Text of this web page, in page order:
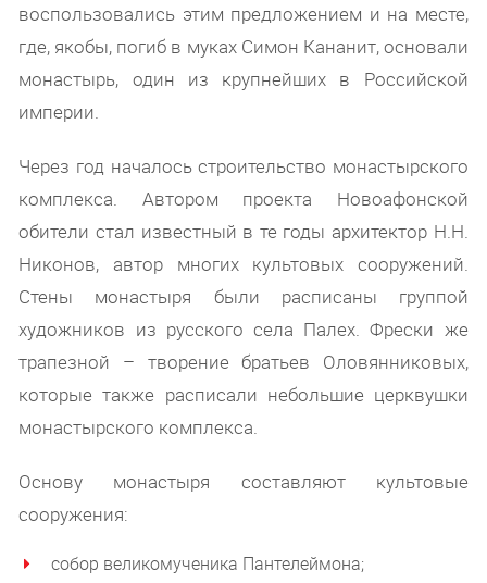
воспользовались этим предложением и на месте,
где, якобы, погиб в муках Симон Кананит, основали
монастырь, один из крупнейших в Российской
империи.
Через год началось строительство монастырского
комплекса. Автором проекта Новоафонской
обители стал известный в те годы архитектор Н.Н.
Никонов, автор многих культовых сооружений.
Стены монастыря были расписаны группой
художников из русского села Палех. Фрески же
трапезной – творение братьев Оловянниковых,
которые также расписали небольшие церквушки
монастырского комплекса.
Основу монастыря составляют культовые
сооружения:
собор великомученика Пантелеймона;